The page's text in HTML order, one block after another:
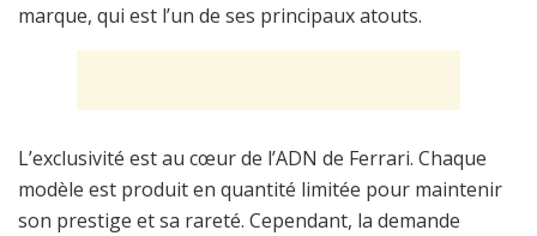
marque, qui est l’un de ses principaux atouts.
L’exclusivité est au cœur de l’ADN de Ferrari. Chaque
modèle est produit en quantité limitée pour maintenir
son prestige et sa rareté. Cependant, la demande